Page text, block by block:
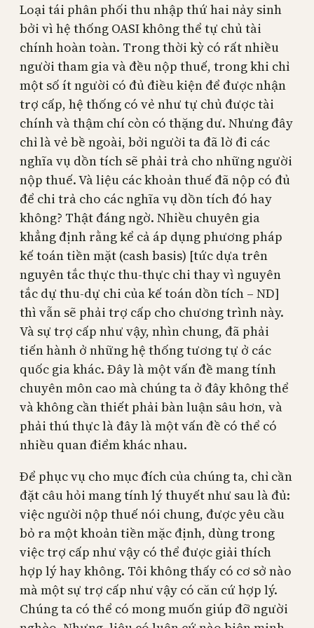
Loại tái phân phối thu nhập thứ hai nảy sinh
bởi vì hệ thống OASI không thể tự chủ tài
chính hoàn toàn. Trong thời kỳ có rất nhiều
người tham gia và đều nộp thuế, trong khi chỉ
một số ít người có đủ điều kiện để được nhận
trợ cấp, hệ thống có vẻ như tự chủ được tài
chính và thậm chí còn có thặng dư. Nhưng đây
chỉ là vẻ bề ngoài, bởi người ta đã lờ đi các
nghĩa vụ dồn tích sẽ phải trả cho những người
nộp thuế. Và liệu các khoản thuế đã nộp có đủ
để chi trả cho các nghĩa vụ dồn tích đó hay
không? Thật đáng ngờ. Nhiều chuyên gia
khẳng định rằng kể cả áp dụng phương pháp
kế toán tiền mặt (cash basis) [tức dựa trên
nguyên tắc thực thu-thực chi thay vì nguyên
tắc dự thu-dự chi của kế toán dồn tích – ND]
thì vẫn sẽ phải trợ cấp cho chương trình này.
Và sự trợ cấp như vậy, nhìn chung, đã phải
tiến hành ở những hệ thống tương tự ở các
quốc gia khác. Đây là một vấn đề mang tính
chuyên môn cao mà chúng ta ở đây không thể
và không cần thiết phải bàn luận sâu hơn, và
phải thú thực là đây là một vấn đề có thể có
nhiều quan điểm khác nhau.
Để phục vụ cho mục đích của chúng ta, chỉ cần
đặt câu hỏi mang tính lý thuyết như sau là đủ:
việc người nộp thuế nói chung, được yêu cầu
bỏ ra một khoản tiền mặc định, dùng trong
việc trợ cấp như vậy có thể được giải thích
hợp lý hay không. Tôi không thấy có cơ sở nào
mà một sự trợ cấp như vậy có căn cứ hợp lý.
Chúng ta có thể có mong muốn giúp đỡ người